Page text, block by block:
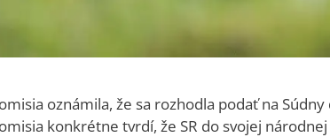
oznámila, že sa rozhodla podať na
konkrétne tvrdí, že SR do svojej